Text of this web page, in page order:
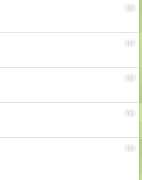
10
11
12
13
14